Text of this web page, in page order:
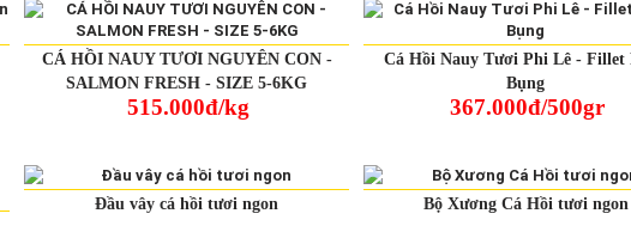
CÁ HỒI NAUY TƯƠI NGUYÊN CON -
SALMON FRESH - SIZE 5-6KG
515.000đ/kg
Cá Hồi Nauy Tươi Phi Lê - Fillet
Bụng
367.000đ/500gr
Đầu vây cá hồi tươi ngon Bộ Xương Cá Hồi tươi ngon